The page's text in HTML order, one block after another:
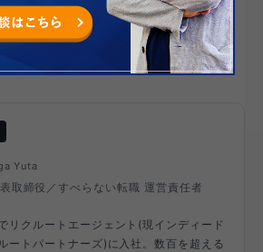
SaaS営業の市場価値は
パスと年収について徹底
Yuta
取締役／すべらない転職 運営責任者
リクルートエージェント(現インディード
ートパートナーズ)に入社。数百を超える